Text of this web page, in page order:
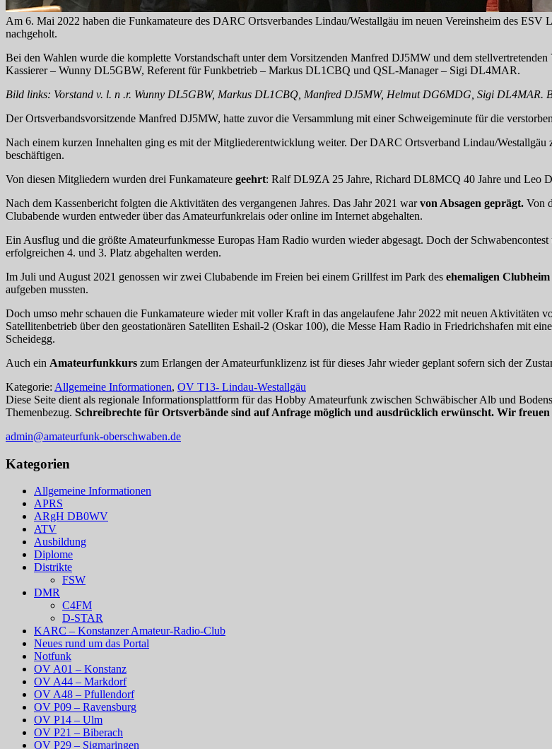
Am 6. Mai 2022 haben die Funkamateure des DARC Ortsverbandes Lindau/Westallgäu im neuen Vereinsheim des ESV
nachgeholt.
Bei den Wahlen wurde die komplette Vorstandschaft unter dem Vorsitzenden Manfred DJ5MW und dem
Kassierer – Wunny DL5GBW, Referent für Funkbetrieb – Markus DL1CBQ und QSL-Manager – Sigi DL4MAR.
Bild links: Vorstand v. l. n .r. Wunny DL5GBW, Markus DL1CBQ, Manfred DJ5MW, Helmut DG6MDG, Sigi DL4MAR.
Der Ortsverbandsvorsitzende Manfred DJ5MW, hatte zuvor die Versammlung mit einer Schweigeminute für die
Nach einem kurzen Innehalten ging es mit der Mitgliederentwicklung weiter. Der DARC Ortsverband Lindau/
beschäftigen.
Von diesen Mitgliedern wurden drei Funkamateure geehrt: Ralf DL9ZA 25 Jahre, Richard DL8MCQ 40 Jahre und Leo
Nach dem Kassenbericht folgten die Aktivitäten des vergangenen Jahres. Das Jahr 2021 warvon Absagen geprägt. Von
Clubabende wurden entweder über das Amateurfunkrelais oder online im Internet abgehalten.
Ein Ausflug und die größte Amateurfunkmesse Europas Ham Radio wurden wieder abgesagt. Doch der
erfolgreichen 4. und 3. Platz abgehalten werden.
Im Juli und August 2021 genossen wir zwei Clubabende im Freien bei einem Grillfest im Park des ehemaligen
aufgeben mussten.
Doch umso mehr schauen die Funkamateure wieder mit voller Kraft in das angelaufene Jahr 2022 mit neuen Aktivitäten
Satellitenbetrieb über den geostationären Satelliten Eshail-2 (Oskar 100), die Messe Ham Radio in Friedrichshafen mit
Scheidegg.
Auch ein Amateurfunkkurs zum Erlangen der Amateurfunklizenz ist für dieses Jahr wieder geplant sofern sich der
Kategorie: Allgemeine Informationen, OV T13- Lindau-Westallgäu
Diese Seite dient als regionale Informationsplattform für das Hobby Amateurfunk zwischen Schwäbischer Alb und
Themenbezug. Schreibrechte für Ortsverbände sind auf Anfrage möglich und ausdrücklich erwünscht. Wir freuen
admin@amateurfunk-oberschwaben.de
Kategorien
Allgemeine Informationen
APRS
ARgH DB0WV
ATV
Ausbildung
Diplome
Distrikte
FSW
DMR
C4FM
D-STAR
KARC – Konstanzer Amateur-Radio-Club
Neues rund um das Portal
Notfunk
OV A01 – Konstanz
OV A44 – Markdorf
OV A48 – Pfullendorf
OV P09 – Ravensburg
OV P14 – Ulm
OV P21 – Biberach
OV P29 – Sigmaringen